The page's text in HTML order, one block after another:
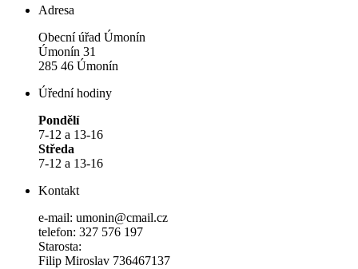
Adresa
Obecní úřad Úmonín
Úmonín 31
285 46 Úmonín
Úřední hodiny
Pondělí
7-12 a 13-16
Středa
7-12 a 13-16
Kontakt
e-mail: umonin@cmail.cz
telefon: 327 576 197
Starosta:
Filip Miroslav 736467137